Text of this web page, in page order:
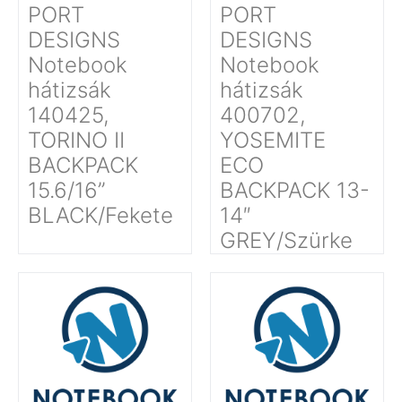
PORT
DESIGNS
Notebook
hátizsák
140425,
TORINO II
BACKPACK
15.6/16’’
BLACK/Fekete
PORT
DESIGNS
Notebook
hátizsák
400702,
YOSEMITE
ECO
BACKPACK 13-
14″
GREY/Szürke